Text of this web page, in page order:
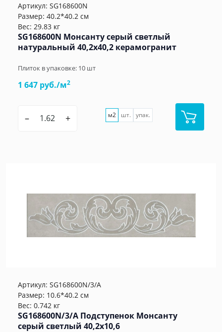
Артикул: SG168600N
Размер: 40.2*40.2 см
Вес: 29.83 кг
SG168600N Монсанту серый светлый
натуральный 40,2х40,2 керамогранит
Плиток в упаковке: 10 шт
1 647 руб./м2
– + м2 шт. упак.
Артикул: SG168600N/3/A
Размер: 10.6*40.2 см
Вес: 0.742 кг
SG168600N/3/A Подступенок Монсанту
серый светлый 40,2х10,6